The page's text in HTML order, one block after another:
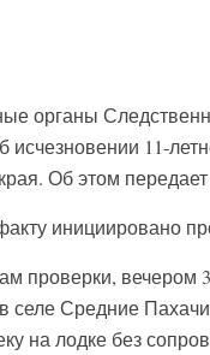
органы
исчезновении 11-
Об этом
инициировано
проверки, вечером
селе Средние
на лодке без